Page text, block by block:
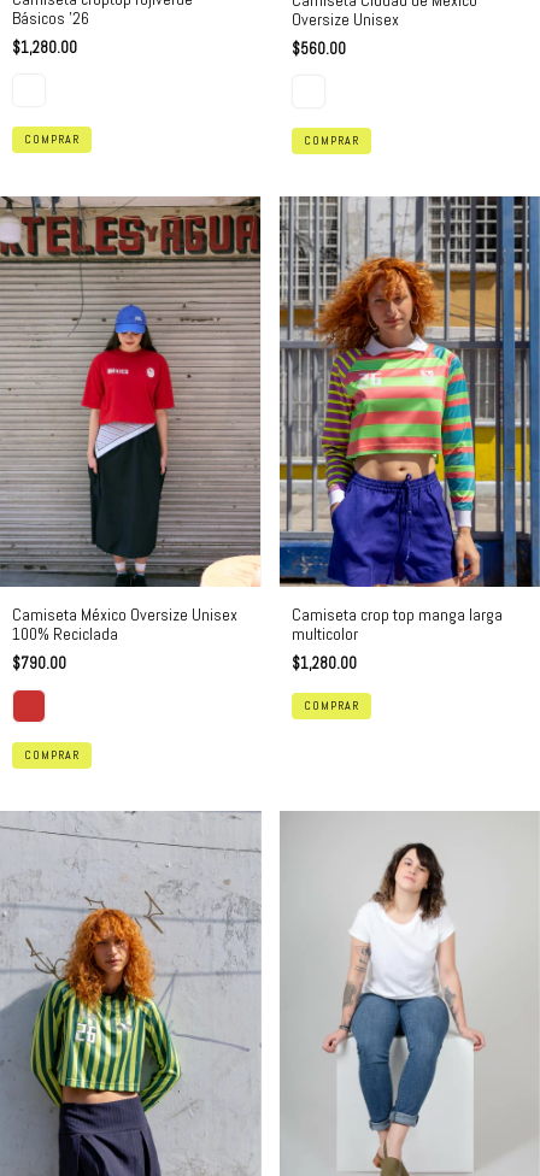
Básicos '26
$1,280.00
COMPRAR
Oversize Unisex
$560.00
COMPRAR
Camiseta México Oversize Unisex
100% Reciclada
$790.00
COMPRAR
Camiseta crop top manga larga
multicolor
$1,280.00
COMPRAR